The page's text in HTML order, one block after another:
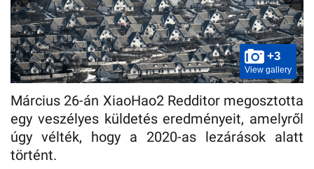
+3
View gallery
Március 26-án XiaoHao2 Redditor megosztotta
egy veszélyes küldetés eredményeit, amelyről
úgy vélték, hogy a 2020-as lezárások alatt
történt.